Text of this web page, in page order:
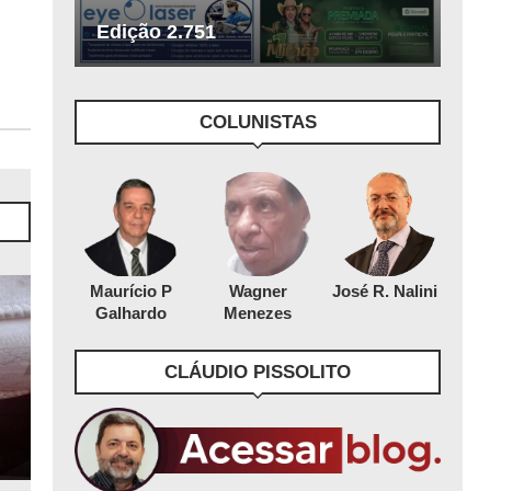
Edição 2.751
COLUNISTAS
Maurício P
Galhardo
Wagner
Menezes
José R. Nalini
CLÁUDIO PISSOLITO